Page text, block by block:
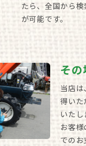
たら、全国から
が可能です。
そ
当店
得いた
いたし
お客
でのお